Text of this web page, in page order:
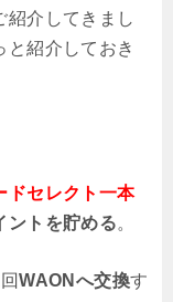
紹介してきまし
と紹介しておき
ドセレクト一本
ントを貯める。
WAONへ交換す